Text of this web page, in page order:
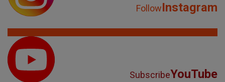
FollowInstagram
SubscribeYouTube